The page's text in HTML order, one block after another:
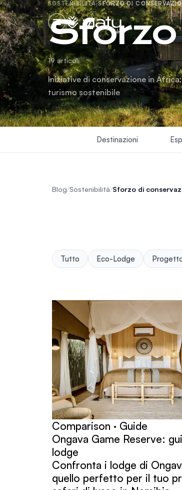
blog
SOSTENIBILITÀ·SFORZO DI
19 articoli
Iniziative di conservazione in
turismo sostenibile
Destinazioni
Blog/Sostenibilità/Sforzo di
Tutto Eco-Lodge
articoli
Comparison · Guide
Ongava Game Reserve:
lodge
Confronta i lodge di
quello perfetto per il tuo